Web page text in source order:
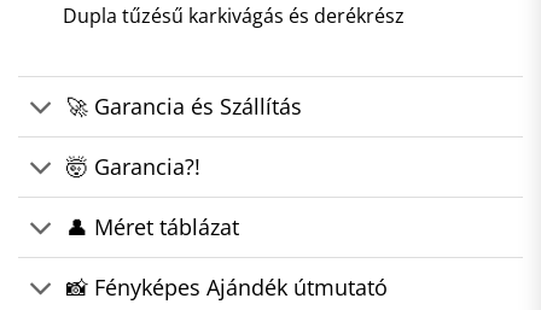
Dupla tűzésű karkivágás és derékrész
🚀 Garancia és Szállítás
🤯 Garancia?!
👤 Méret táblázat
📸 Fényképes Ajándék útmutató